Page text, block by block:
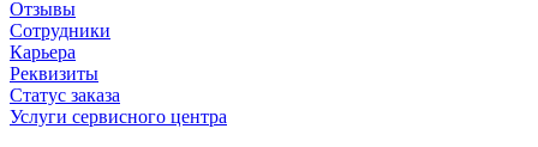
Отзывы
Сотрудники
Карьера
Реквизиты
Статус заказа
Услуги сервисного центра